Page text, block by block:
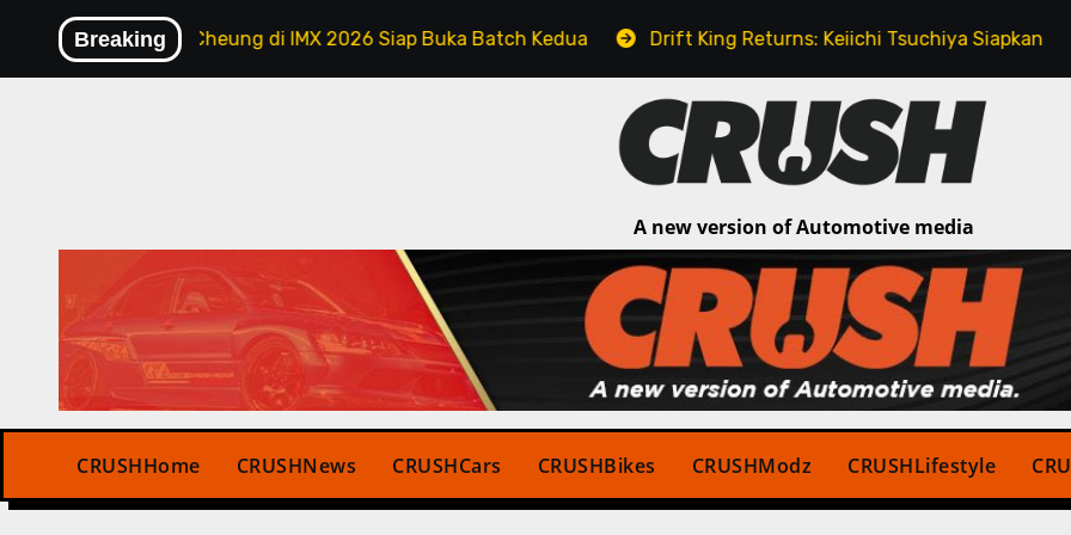
content
Breaking
Manson Cheung di IMX 2026 Siap Buka Batch Kedua Drift King Returns: Keiichi Tsuchiya Siapkan Kejutan
A new version of Automotive media
CRUSHHome CRUSHNews CRUSHCars CRUSHBikes CRUSHModz CRUSHLifestyle